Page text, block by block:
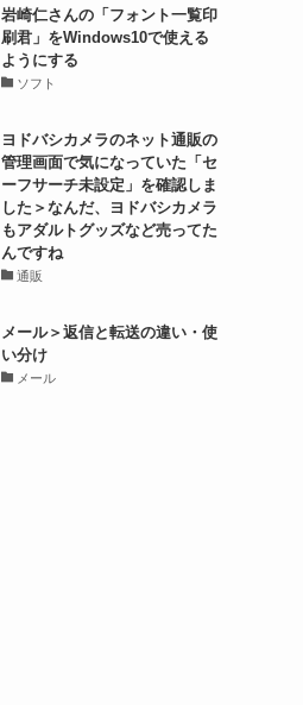
岩崎仁さんの「フォント一覧印
刷君」をWindows10で使える
ようにする
ソフト
ヨドバシカメラのネット通販の
管理画面で気になっていた「セ
ーフサーチ未設定」を確認しま
した＞なんだ、ヨドバシカメラ
もアダルトグッズなど売ってた
んですね
通販
メール＞返信と転送の違い・使
い分け
メール